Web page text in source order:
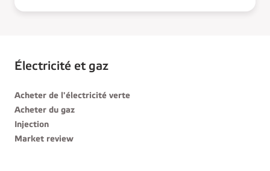
Électricité et gaz
Acheter de l'électricité verte
Acheter du gaz
Injection
Market review